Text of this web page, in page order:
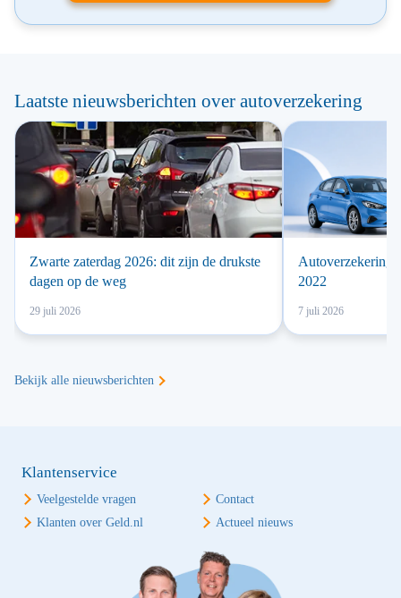
Laatste nieuwsberichten over autoverzekering
Zwarte zaterdag 2026: dit zijn de drukste
dagen op de weg
29 juli 2026
Autoverzekering
2022
7 juli 2026
Bekijk alle nieuwsberichten
Klantenservice
Veelgestelde vragen
Contact
Klanten over Geld.nl
Actueel nieuws